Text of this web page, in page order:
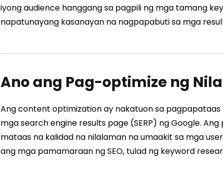
iyong audience hanggang sa pagpili ng mga tamang
napatunayang kasanayan na nagpapabuti sa mga
Ano ang Pag-optimize ng
Ang content optimization ay nakatuon sa
mga search engine results page (SERP) ng Google.
mataas na kalidad na nilalaman na umaakit sa mga
ang mga pamamaraan ng SEO, tulad ng keyword